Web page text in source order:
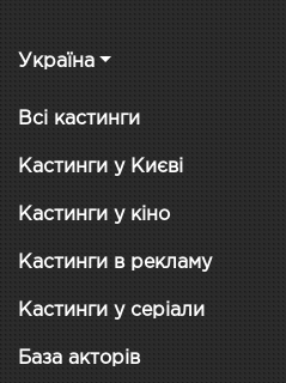
Україна
Всі кастинги
Кастинги у Києві
Кастинги у кіно
Кастинги в рекламу
Кастинги у серіали
База акторів